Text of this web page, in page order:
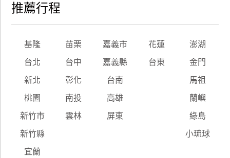
推薦行程
基隆 苗栗 嘉義市 花蓮 澎湖
台北 台中 嘉義縣 台東 金門
新北 彰化 台南 馬祖
桃園 南投 高雄 蘭嶼
新竹市 雲林 屏東 綠島
新竹縣 小琉球
宜蘭